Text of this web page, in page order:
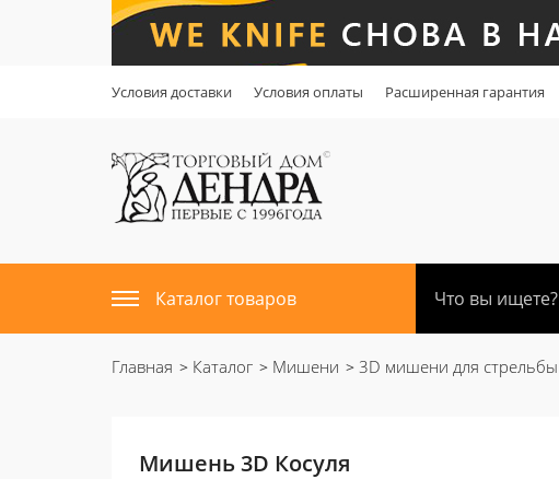
Условия доставки Условия оплаты Расширенная гарантия
Каталог товаров
Главная Каталог Мишени 3D мишени для стрельбы
Мишень 3D Косуля